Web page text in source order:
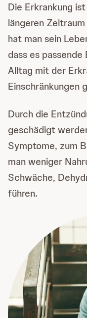
Die Erkrankung
längeren
hat man sein
dass es
Alltag mit der
Einschränkungen
Durch die
geschädigt
Symptome, zum
man weniger
Schwäche,
führen.